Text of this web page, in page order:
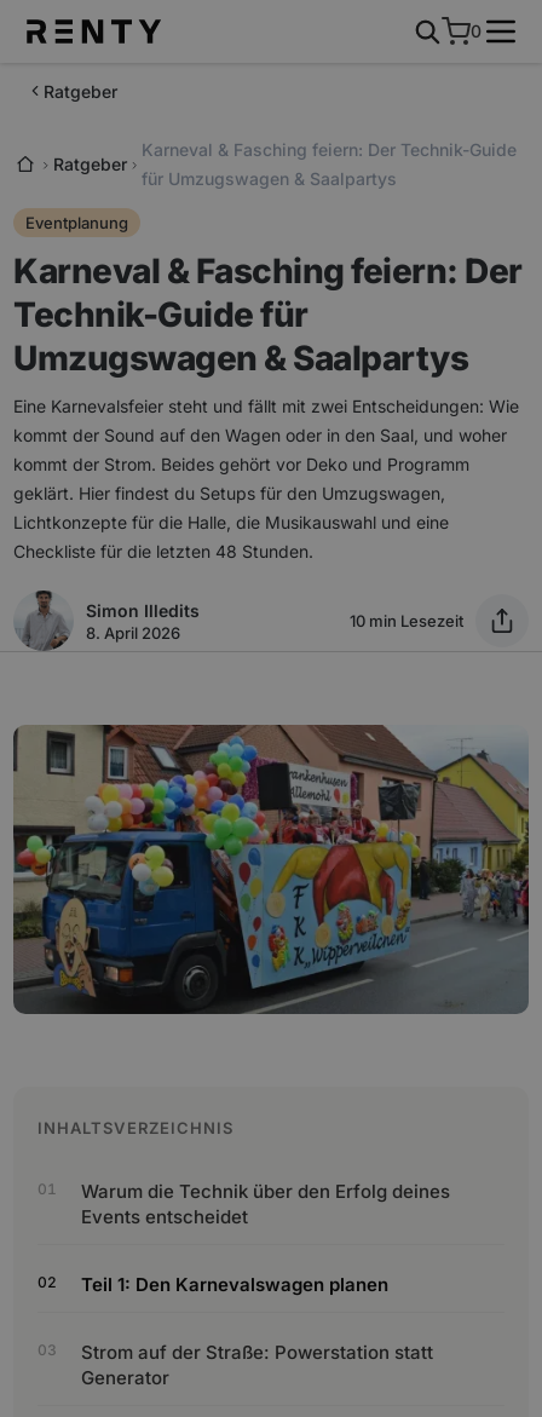
0
Ratgeber
Ratgeber
Karneval & Fasching feiern: Der Technik-Guide
für Umzugswagen & Saalpartys
Eventplanung
Karneval & Fasching feiern: Der
Technik-Guide für
Umzugswagen & Saalpartys
Eine Karnevalsfeier steht und fällt mit zwei Entscheidungen: Wie
kommt der Sound auf den Wagen oder in den Saal, und woher
kommt der Strom. Beides gehört vor Deko und Programm
geklärt. Hier findest du Setups für den Umzugswagen,
Lichtkonzepte für die Halle, die Musikauswahl und eine
Checkliste für die letzten 48 Stunden.
Simon Illedits
8. April 2026
10 min Lesezeit
INHALTSVERZEICHNIS
Warum die Technik über den Erfolg deines
Events entscheidet
Teil 1: Den Karnevalswagen planen
Strom auf der Straße: Powerstation statt
Generator